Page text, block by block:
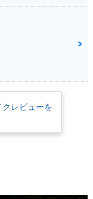
n・特別・限定仕様
n・カラーチェンジ
レビューを